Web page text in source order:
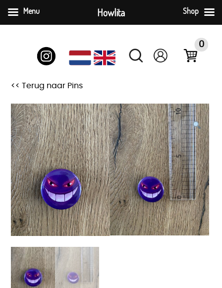
0
<< Terug naar Pins
Menu Howlita Shop